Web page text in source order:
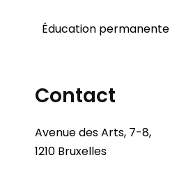
Éducation permanente
Contact
Avenue des Arts, 7-8,
1210 Bruxelles